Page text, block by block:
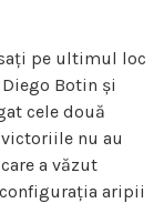
pe ultimul loc
Botin și
cele două
nu au
a văzut
aripii